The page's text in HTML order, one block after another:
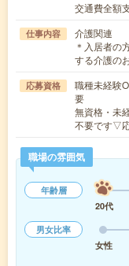
交通費全額
仕事内容
介護関連
＊入居者の
する介護の
応募資格
職種未経験
要
無資格・未
不要です▽
職場の雰囲気
年齢層
20代
男女比率
女性